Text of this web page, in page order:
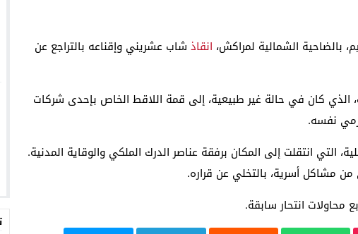
بالضاحية الشمالية لمراكش، انقاذ شاب عشريني وإقناعه بالتراجع عن
كان في حالة غير طبيعية، إلى قمة اللاقط الخاص بإحدى شركات
نفسه.
التي انتقلت إلى المكان برفقة عناصر الدرك الملكي والوقاية المدنية.
مشاكل أسرية، بالتخلي عن قراره.
محاولات انتحار سابقة.